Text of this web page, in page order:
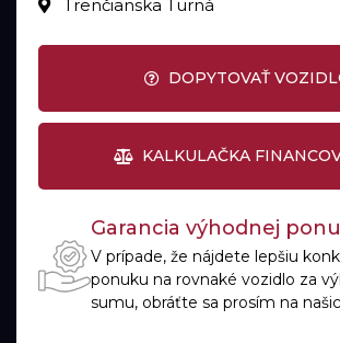
Trenčianska Turná
DOPYTOVAŤ
KALKULAČKA
Garancia výhodnej
V prípade, že nájdete lepšiu
ponuku na rovnaké vozidlo za
sumu, obráťte sa prosím na